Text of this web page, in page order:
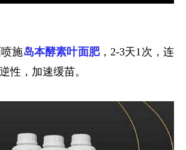
施岛本酵素叶面肥， 2-3天1 次，连
性，加速缓苗。